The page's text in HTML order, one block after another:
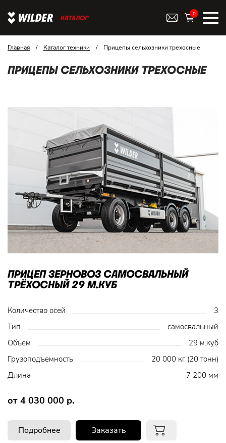
КАТАЛОГ
0
Главная / Каталог техники / Прицепы сельхозники трехосные
ПРИЦЕПЫ СЕЛЬХОЗНИКИ ТРЕХОСНЫЕ
ПРИЦЕП ЗЕРНОВОЗ САМОСВАЛЬНЫЙ
ТРЁХОСНЫЙ 29 М.КУБ
Количество осей
3
Тип
самосвальный
Объем
29 м.куб
Грузоподъемность
20 000 кг (20 тонн)
Длина
7 200 мм
от 4 030 000 р.
Подробнее Заказать